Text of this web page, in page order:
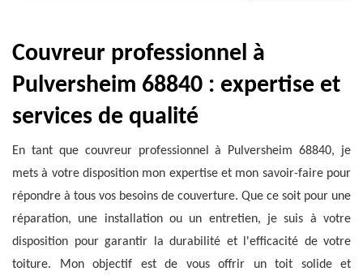
Couvreur professionnel à
Pulversheim 68840 : expertise et
services de qualité
En tant que couvreur professionnel à Pulversheim 68840, je
mets à votre disposition mon expertise et mon savoir-faire pour
répondre à tous vos besoins de couverture. Que ce soit pour une
réparation, une installation ou un entretien, je suis à votre
disposition pour garantir la durabilité et l'efficacité de votre
toiture. Mon objectif est de vous offrir un toit solide et